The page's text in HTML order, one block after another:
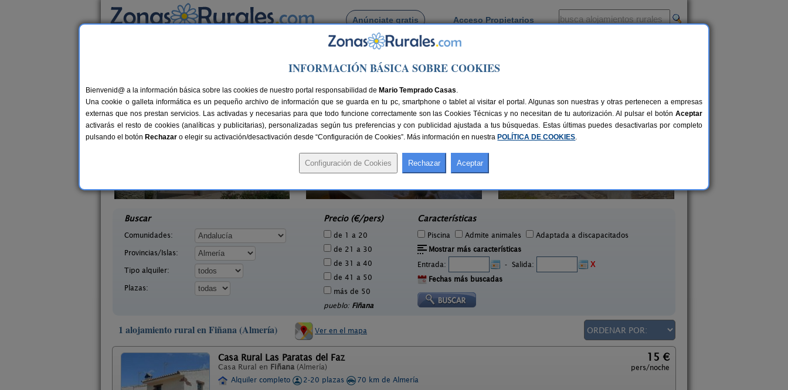
Anúnciate gratis Acceso Propietarios
Busca por pueblo
Casas Rurales en Fiñana
24 €
Cortijo Lorenzo y Reondo
Buscar
Comunidades:
Provincias/Islas:
Tipo alquiler:
Plazas:
Precio (€/pers)
de 1 a 20
de 21 a 30
de 31 a 40
de 41 a 50
más de 50
pueblo: Fiñana
Características
Piscina Admite animales
Adaptada a discapacitados
Mostrar más características
Entrada:
- Salida:
X
Fechas más buscadas
1 alojamiento rural en Fiñana (Almería) Ver en el mapa
Casa Rural Las Paratas del Faz
Casa Rural en Fiñana (Almería)
15 €
pers/noche
Alquiler completo
2-20 plazas
70 km de Almería
INFORMACIÓN BÁSICA SOBRE COOKIES
Bienvenid@ a la información básica sobre las cookies de nuestro portal responsabilidad de Mario Temprado Casas.
Una cookie o galleta informática es un pequeño archivo de información que se guarda en tu pc, smartphone o tablet al visitar el portal. Algunas son nuestras y otras pertenecen a empresas
externas que nos prestan servicios. Las activadas y necesarias para que todo funcione correctamente son las Cookies Técnicas y no necesitan de tu autorización. Al pulsar el botón Aceptar
activarás el resto de cookies (analíticas y publicitarias), personalizadas según tus preferencias y con publicidad ajustada a tus búsquedas. Estas últimas puedes desactivarlas por completo
pulsando el botón Rechazar o elegir su activación/desactivación desde “Configuración de Cookies”. Más información en nuestra POLÍTICA DE COOKIES.